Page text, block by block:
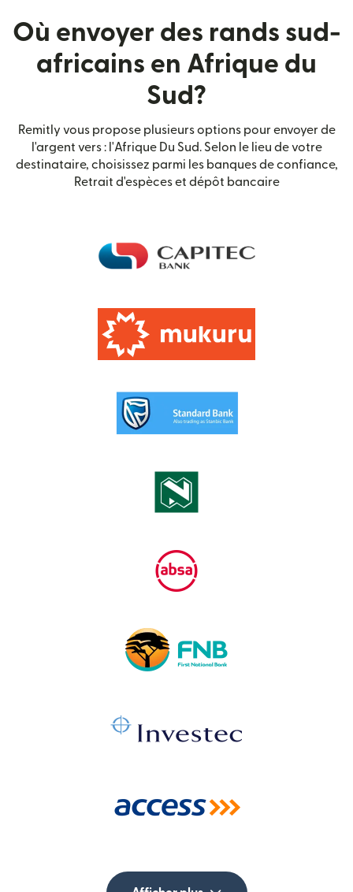
Où envoyer des rands sud-
africains en Afrique du
Sud?
Remitly vous propose plusieurs options pour envoyer de
l'argent vers : l'Afrique Du Sud. Selon le lieu de votre
destinataire, choisissez parmi les banques de confiance,
Retrait d'espèces et dépôt bancaire